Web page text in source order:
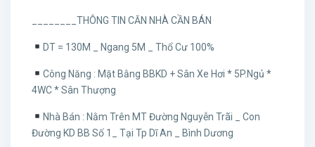
________THÔNG TIN CĂN NHÀ CẦN BÁN
DT = 130M _ Ngang 5M _ Thổ Cư 100%
Công Năng : Mặt Bằng BBKD + Sân Xe Hơi * 5P.Ngủ *
4WC * Sân Thượng
Nhà Bán : Nằm Trên MT Đường Nguyễn Trãi _ Con
Đường KD BB Số 1_ Tại Tp Dĩ An _ Bình Dương